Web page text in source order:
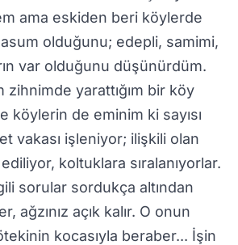
ama eskiden beri köylerde
olduğunu; edepli, samimi,
var olduğunu düşünürdüm.
zihnimde yarattığım bir köy
köylerin de eminim ki sayısı
vakası işleniyor; ilişkili olan
koltuklara sıralanıyorlar.
sorular sordukça altından
ağzınız açık kalır. O onun
kocasıyla beraber... İşin